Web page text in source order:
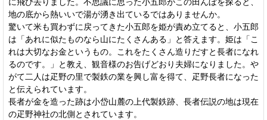
に飛び去りました。不思議に思った小五郎がこの田んぼを探ると、
地の底から熱いいで湯が湧き出ているではありませんか。
驚いて米も買わずに戻ってきた小五郎を姫が責め立てると、小五郎
は「あれに似たものなら山にたくさんある」と答えます。姫は「こ
れは大切なお金というもの。これをたくさん造りだすと長者になれ
るのです。」と教え、観音様のお告げどおり夫婦になりました。や
がて二人は疋野の里で製鉄の業を興し富を得て、疋野長者になった
と伝えられています。
長者が金を造った跡は小岱山麓の上代製鉄跡、長者伝説の地は現在
の疋野神社の北側とされています。